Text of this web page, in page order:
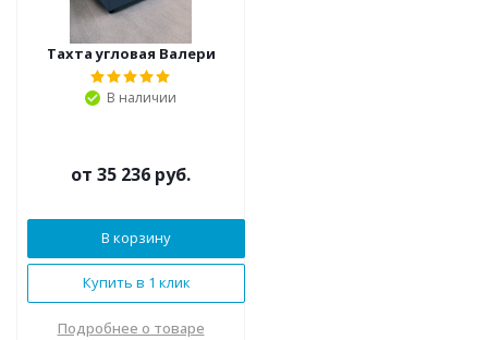
Тахта угловая Валери
В наличии
от 35 236 руб.
В корзину
Купить в 1 клик
Подробнее о товаре